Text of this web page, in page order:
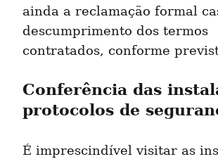
ainda a reclamação formal
descumprimento dos termos
contratados, conforme
Conferência das
protocolos de
É imprescindível visitar as